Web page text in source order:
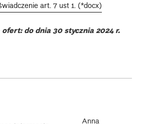
art. 7 ust 1. (*docx)
ofert: do dnia 30 stycznia 2024 r.